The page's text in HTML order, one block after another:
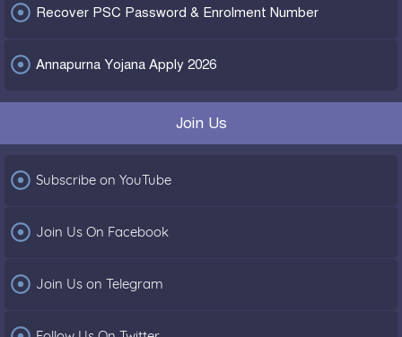
 Recover PSC Password & Enrolment Number
 Annapurna Yojana Apply 2026
Join Us
 Subscribe on YouTube
 Join Us On Facebook
 Join Us on Telegram